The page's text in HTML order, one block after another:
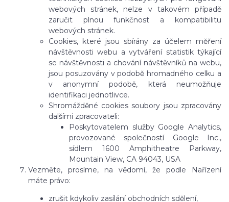
webových stránek, nelze v takovém případě
zaručit plnou funkčnost a kompatibilitu
webových stránek.
Cookies, které jsou sbírány za účelem měření
návštěvnosti webu a vytváření statistik týkající
se návštěvnosti a chování návštěvníků na webu,
jsou posuzovány v podobě hromadného celku a
v anonymní podobě, která neumožňuje
identifikaci jednotlivce.
Shromážděné cookies soubory jsou zpracovány
dalšími zpracovateli:
Poskytovatelem služby Google Analytics,
provozované společností Google Inc.,
sídlem 1600 Amphitheatre Parkway,
Mountain View, CA 94043, USA
Vezměte, prosíme, na vědomí, že podle Nařízení
máte právo:
zrušit kdykoliv zasílání obchodních sdělení,